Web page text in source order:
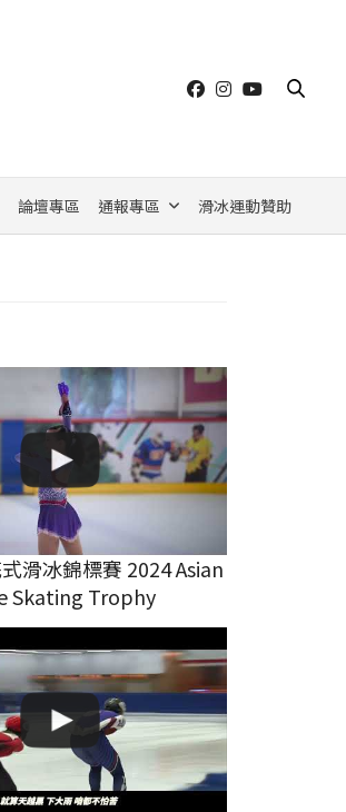
論壇專區 通報專區 滑冰運動贊助
滑冰錦標賽 2024 Asian
Skating Trophy